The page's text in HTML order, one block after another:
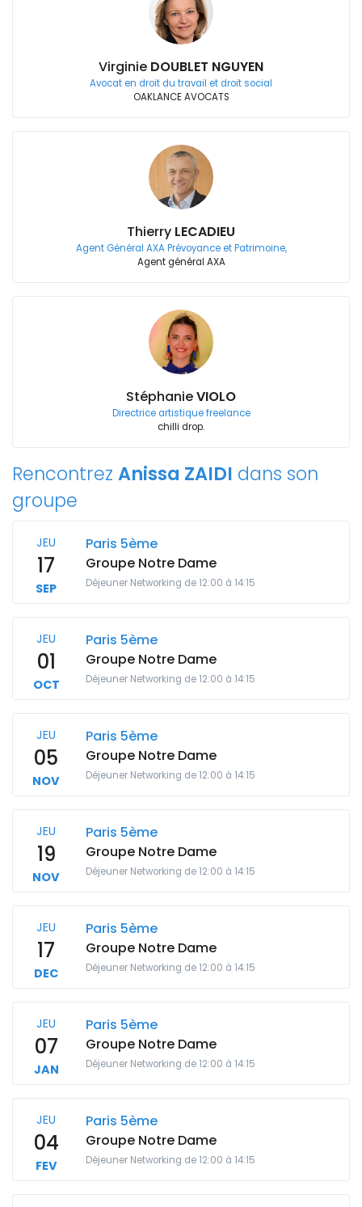
Virginie DOUBLET NGUYEN
Avocat en droit du travail et droit social
OAKLANCE AVOCATS
Thierry LECADIEU
Agent Général AXA Prévoyance et Patrimoine,
Agent général AXA
StéphanieVIOLO
Directrice artistique freelance
chilli drop.
Rencontrez Anissa ZAIDI dans son
groupe
JEU
17
SEP
Paris 5ème
Groupe Notre Dame
Déjeuner Networking de 12:00 à 14:15
JEU
01
OCT
Paris 5ème
Groupe Notre Dame
Déjeuner Networking de 12:00 à 14:15
JEU
05
NOV
Paris 5ème
Groupe Notre Dame
Déjeuner Networking de 12:00 à 14:15
JEU
19
NOV
Paris 5ème
Groupe Notre Dame
Déjeuner Networking de 12:00 à 14:15
JEU
17
DEC
Paris 5ème
Groupe Notre Dame
Déjeuner Networking de 12:00 à 14:15
JEU
07
JAN
Paris 5ème
Groupe Notre Dame
Déjeuner Networking de 12:00 à 14:15
JEU
04
FEV
Paris 5ème
Groupe Notre Dame
Déjeuner Networking de 12:00 à 14:15